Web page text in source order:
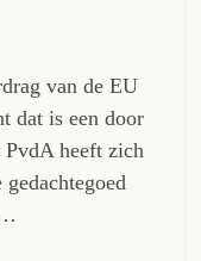
van de EU
dat is een door
PvdA heeft zich